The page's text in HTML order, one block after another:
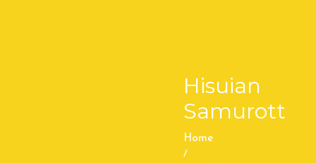
Hisuian
Samurott
Home
/